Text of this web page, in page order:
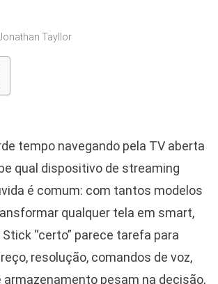
Tayllor
tempo navegando pela TV aberta
qual dispositivo de streaming
é comum: com tantos modelos
qualquer tela em smart,
“certo” parece tarefa para
resolução, comandos de voz,
armazenamento pesam na decisão,